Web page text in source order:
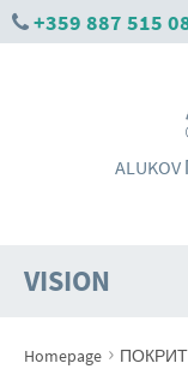
+359 887 515
VISION
Homepage ›